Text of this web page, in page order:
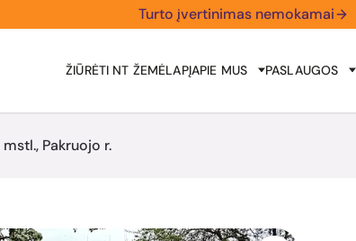
Turto įvertinimas nemokamai
ŽIŪRĖTI NT ŽEMĖLAPĮAPIE MUS PASLAUGOS
Pakruojo r.